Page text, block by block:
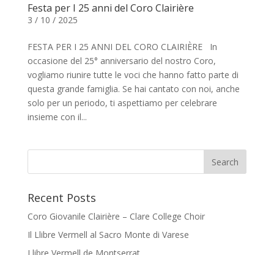
Festa per I 25 anni del Coro Clairière
3 / 10 / 2025
FESTA PER I 25 ANNI DEL CORO CLAIRIÈRE In
occasione del 25° anniversario del nostro Coro,
vogliamo riunire tutte le voci che hanno fatto parte di
questa grande famiglia. Se hai cantato con noi, anche
solo per un periodo, ti aspettiamo per celebrare
insieme con il...
Recent Posts
Coro Giovanile Clairière – Clare College Choir
Il Llibre Vermell al Sacro Monte di Varese